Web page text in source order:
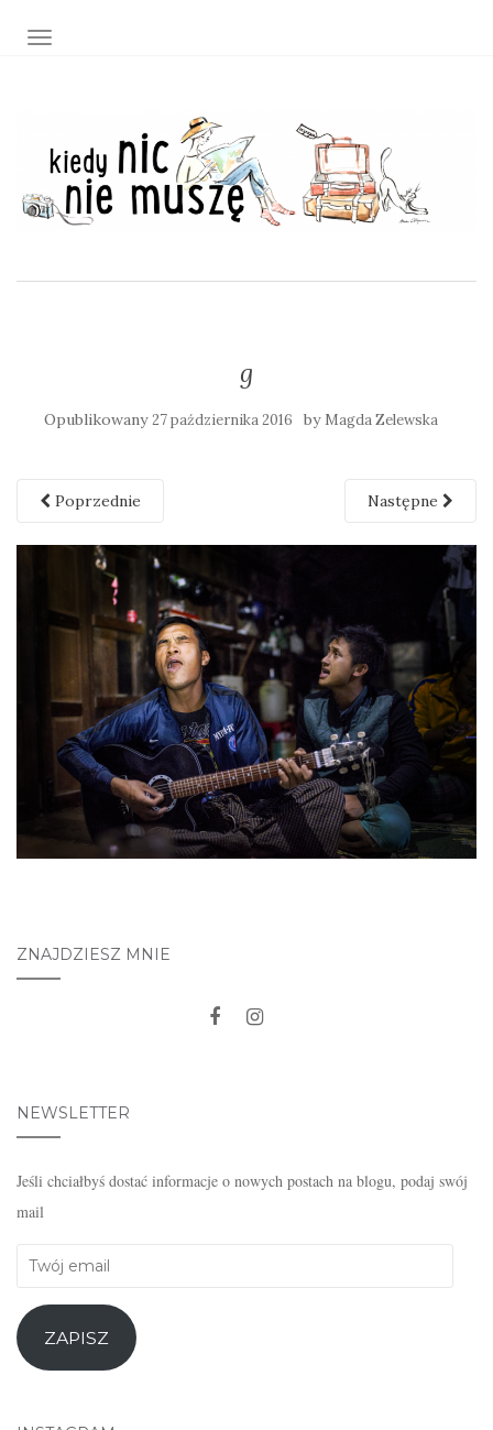
TOGGLE NAVIGATION
g
Opublikowany27 października 2016 by Magda Zelewska
Poprzednie Następne
ZNAJDZIESZ MNIE
NEWSLETTER
Jeśli chciałbyś dostać informacje o nowych postach na blogu, podaj swój
mail
Twój
ZAPISZ